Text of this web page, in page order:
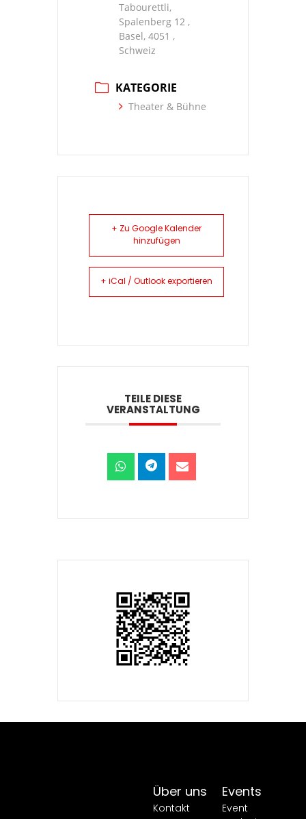
Tabourettli,
Spalenberg 12 ,
Basel, 4051 ,
Schweiz
KATEGORIE
Theater & Bühne
+ Zu Google Kalender
hinzufügen
+ iCal / Outlook exportieren
TEILE DIESE
VERANSTALTUNG
Events
Event
Über uns
Kontakt